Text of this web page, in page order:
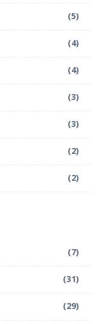
(5)
(4)
(4)
(3)
(3)
(2)
(2)
(7)
(31)
(29)